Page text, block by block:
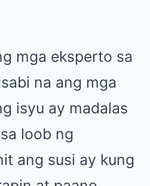
mga eksperto sa
na ang mga
isyu ay madalas
loob ng
ang susi ay kung